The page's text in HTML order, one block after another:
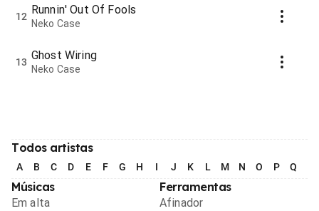
12 Runnin' Out Of Fools
Neko Case
13 Ghost Wiring
Neko Case
Todos artistas
A B C D E F G H I J K L M N O P Q
Músicas
Em alta
Ferramentas
Afinador